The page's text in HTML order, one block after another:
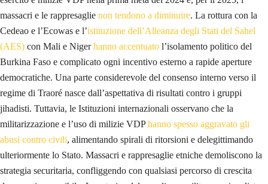
massacri e le rappresaglie non tendono a diminuire. La rottura con la
Cedeao e l’Ecowas e l’istituzione dell’Alleanza degli Stati del Sahel
(AES) con Mali e Nigerhanno accentuato l’isolamento politico del
Burkina Faso e complicato ogni incentivo esterno a rapide aperture
democratiche. Una parte considerevole del consenso interno verso il
regime di Traoré nasce dall’aspettativa di risultati contro i gruppi
jihadisti. Tuttavia, le Istituzioni internazionali osservano che la
militarizzazione e l’uso di milizie VDPhanno spesso aggravato gli
abusi contro civili, alimentando spirali di ritorsioni e delegittimando
ulteriormente lo Stato. Massacri e rappresaglie etniche demoliscono la
strategia securitaria, confliggendo con qualsiasi percorso di crescita